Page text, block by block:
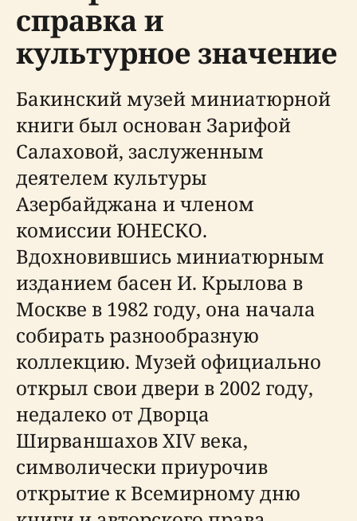
справка и
культурное значение
Бакинский музей миниатюрной
книги был основан Зарифой
Салаховой, заслуженным
деятелем культуры
Азербайджана и членом
комиссии ЮНЕСКО.
Вдохновившись миниатюрным
изданием басен И. Крылова в
Москве в 1982 году, она начала
собирать разнообразную
коллекцию. Музей официально
открыл свои двери в 2002 году,
недалеко от Дворца
Ширваншахов XIV века,
символически приурочив
открытие к Всемирному дню